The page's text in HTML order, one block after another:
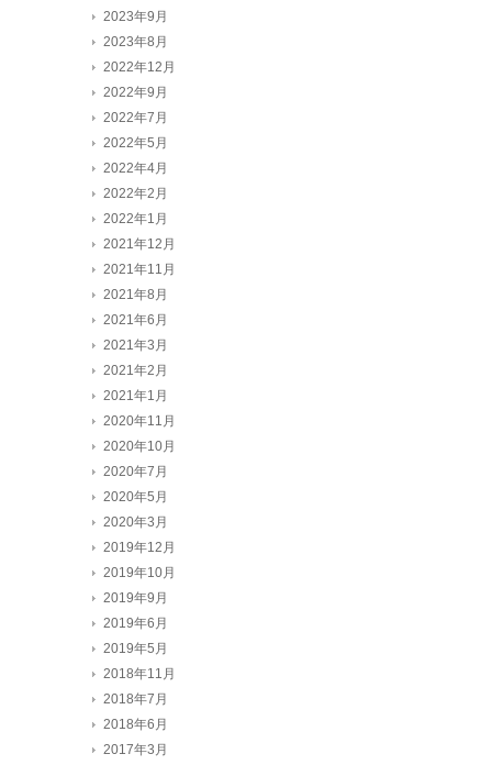
2023年9月
2023年8月
2022年12月
2022年9月
2022年7月
2022年5月
2022年4月
2022年2月
2022年1月
2021年12月
2021年11月
2021年8月
2021年6月
2021年3月
2021年2月
2021年1月
2020年11月
2020年10月
2020年7月
2020年5月
2020年3月
2019年12月
2019年10月
2019年9月
2019年6月
2019年5月
2018年11月
2018年7月
2018年6月
2017年3月